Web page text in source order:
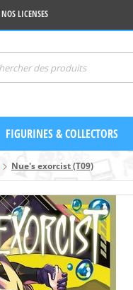
NOS LICENSES
FIGURINES & COLLECTORS
Nue's exorcist (T09)